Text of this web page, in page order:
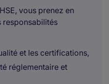
vous prenez en
responsabilités
et les certifications,
réglementaire et